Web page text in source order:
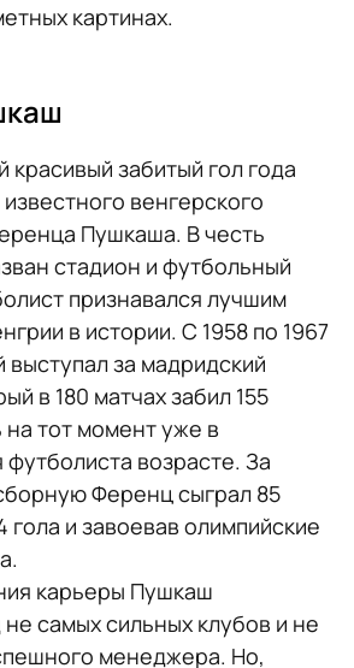
картинах.
красивый забитый гол года
венгерского
Пушкаша. В честь
стадион и футбольный
признавался лучшим
в истории. С 1958 по 1967
за мадридский
в 180 матчах забил 155
на тот момент уже в
возрасте. За
Ференц сыграл 85
гола и завоевав олимпийские
карьеры Пушкаш
самых сильных клубов и не
менеджера. Но,